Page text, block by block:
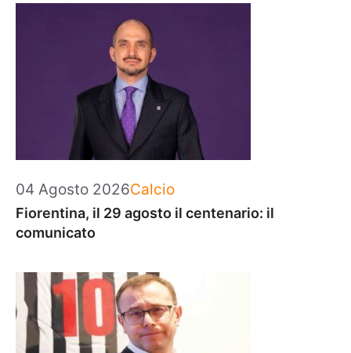
04 Agosto 2026Categorie
Calcio
Fiorentina, il 29 agosto il centenario: il
comunicato